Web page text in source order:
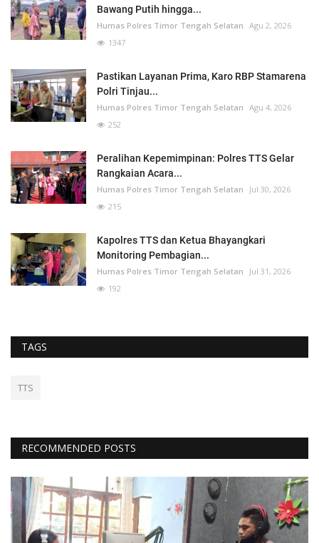
Bawang Putih hingga...
Humas Polres Timor Tengah Selatan Agu 2, 2026
1347
Pastikan Layanan Prima, Karo RBP Stamarena
Polri Tinjau...
Humas Polres Timor Tengah Selatan Agu 4, 2026
252
Peralihan Kepemimpinan: Polres TTS Gelar
Rangkaian Acara...
Humas Polres Timor Tengah Selatan
Jul 30, 2026
215
Kapolres TTS dan Ketua Bhayangkari
Monitoring Pembagian...
Humas Polres Timor Tengah Selatan
Jul 31, 2026
192
TAGS
TTS
RECOMMENDED POSTS